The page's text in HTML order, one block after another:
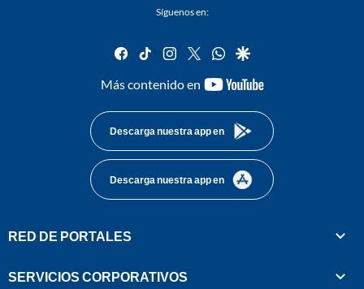
Síguenos en:
facebook
tiktok instagram
twitterwhatsapp
google
Más contenido en
youtube-
Descarga nuestra app en
Descarga nuestra app en
RED DE PORTALES
SERVICIOS CORPORATIVOS